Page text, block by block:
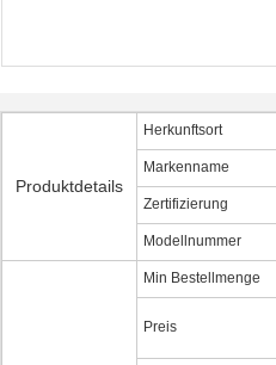
Produktdetails
Herkunftsort
Markenname
Zertifizierung
Modellnummer
Min Bestellmenge
Preis